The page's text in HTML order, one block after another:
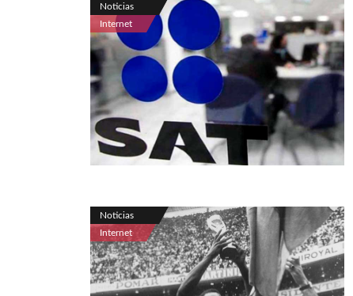
Noticias
Internet
Noticias
Internet